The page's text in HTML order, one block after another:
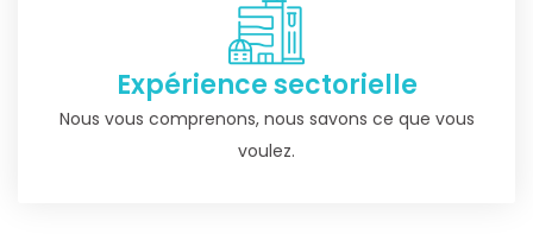
Expérience sectorielle
Nous vous comprenons, nous savons ce que vous
voulez.